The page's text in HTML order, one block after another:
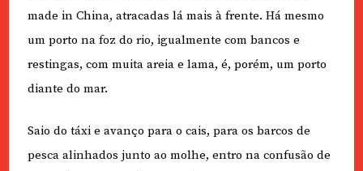
made in China, atracadas lá mais à frente. Há mesmo
um porto na foz do rio, igualmente com bancos e
restingas, com muita areia e lama, é, porém, um porto
diante do mar.
Saio do táxi e avanço para o cais, para os barcos de
pesca alinhados junto ao molhe, entro na confusão de